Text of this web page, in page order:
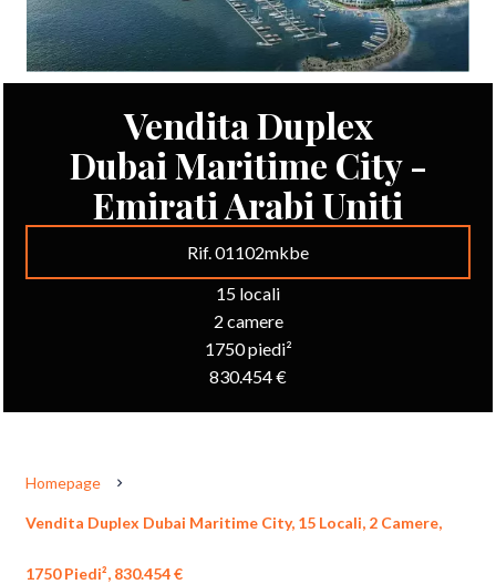
Vendita Duplex
Dubai Maritime City -
Emirati Arabi Uniti
Rif. 01102mkbe
15 locali
2 camere
1750 piedi²
830.454 €
Homepage
Vendita Duplex Dubai Maritime City, 15 Locali, 2 Camere,
1750 Piedi², 830.454 €